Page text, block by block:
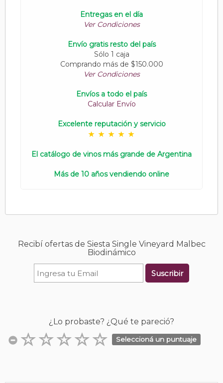
Entregas en el día
Ver Condiciones
Envío gratis resto del país
Sólo 1 caja
Comprando más de $150.000
Ver Condiciones
Envíos a todo el país
Calcular Envío
Excelente reputación y servicio
El catálogo de vinos más grande de Argentina
Más de 10 años vendiendo online
Recibí ofertas de Siesta Single Vineyard Malbec
Biodinámico
Suscribir
¿Lo probaste? ¿Qué te pareció?
Seleccioná un puntuaje